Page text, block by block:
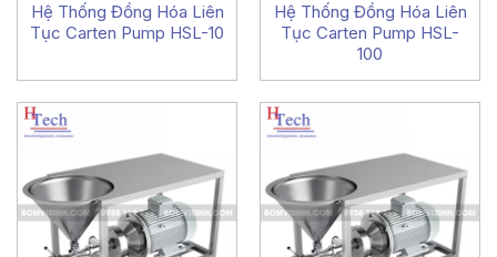
Hệ Thống Đồng Hóa Liên
Tục Carten Pump HSL-10
Hệ Thống Đồng Hóa Liên
Tục Carten Pump HSL-
100